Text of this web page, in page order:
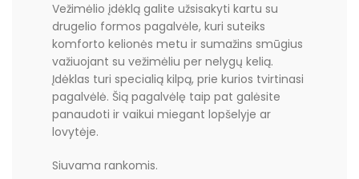
Vežimėlio įdėklą galite užsisakyti kartu su
drugelio formos pagalvėle, kuri suteiks
komforto kelionės metu ir sumažins smūgius
važiuojant su vežimėliu per nelygų kelią.
Įdėklas turi specialią kilpą, prie kurios tvirtinasi
pagalvėlė. Šią pagalvėlę taip pat galėsite
panaudoti ir vaikui miegant lopšelyje ar
lovytėje.
Siuvama rankomis.